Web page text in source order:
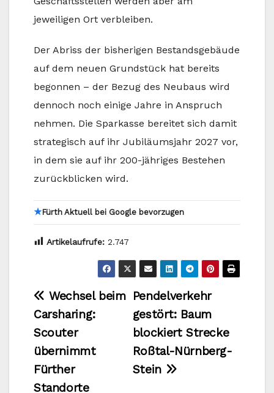
jeweiligen Ort verbleiben.
Der Abriss der bisherigen Bestandsgebäude
auf dem neuen Grundstück hat bereits
begonnen – der Bezug des Neubaus wird
dennoch noch einige Jahre in Anspruch
nehmen. Die Sparkasse bereitet sich damit
strategisch auf ihr Jubiläumsjahr 2027 vor,
in dem sie auf ihr 200-jähriges Bestehen
zurückblicken wird.
★Fürth Aktuell bei Google bevorzugen
Artikelaufrufe: 2.747
Beitragsnavigation
Pendelverkehr
gestört: Baum
blockiert Strecke
Roßtal-Nürnberg-
Stein
Wechsel beim
Carsharing:
Scouter
übernimmt
Fürther
Standorte